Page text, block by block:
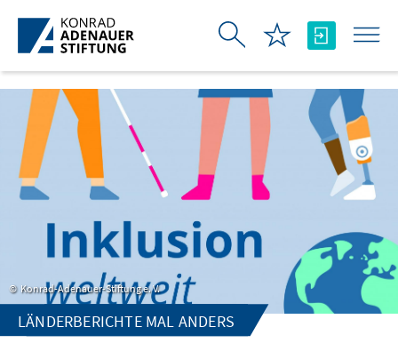
Skip to Main Content
Konrad-Adenauer-Stiftung e. V.
LÄNDERBERICHTE MAL ANDERS